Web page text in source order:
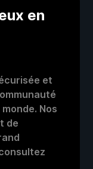
en
et
Nos
de